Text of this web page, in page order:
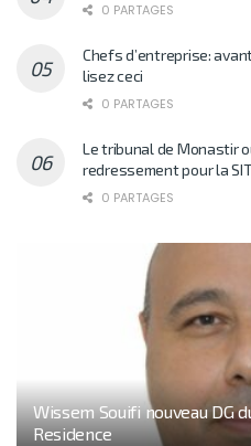
0 PARTAGES
Chefs d’entreprise:
lisez ceci
0 PARTAGES
Le tribunal de Monastir
redressement pour la
0 PARTAGES
Wissem Souifi nouveau DG
Residence